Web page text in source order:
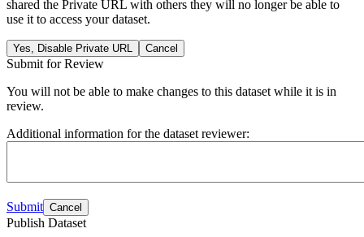
shared the Private URL with others they will no longer be able to
use it to access your dataset.
Yes, Disable Private URL Cancel
Submit for Review
You will not be able to make changes to this dataset while it is in
review.
Additional information for the dataset reviewer:
Submit Cancel
Publish Dataset